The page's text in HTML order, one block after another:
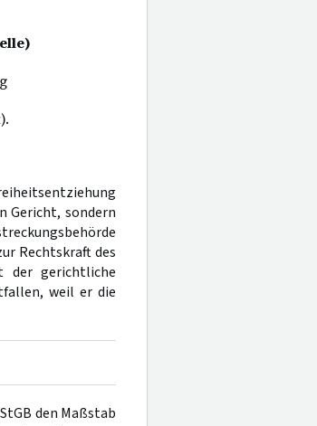
Gericht, sondern
Rechtskraft des
der gerichtliche
weil er die
den Maßstab